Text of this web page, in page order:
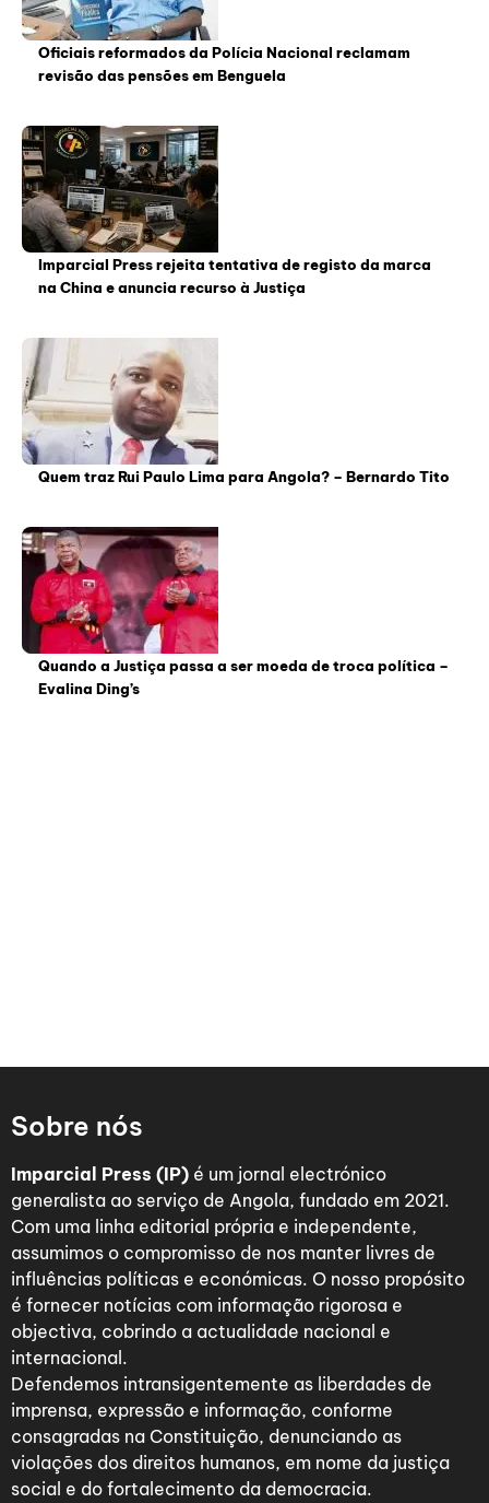
Oficiais reformados da Polícia Nacional reclamam
revisão das pensões em Benguela
Imparcial Press rejeita tentativa de registo da marca
na China e anuncia recurso à Justiça
Quem traz Rui Paulo Lima para Angola? – Bernardo Tito
Quando a Justiça passa a ser moeda de troca política –
Evalina Ding’s
Sobre nós
Imparcial Press (IP) é um jornal electrónico
generalista ao serviço de Angola, fundado em 2021.
Com uma linha editorial própria e independente,
assumimos o compromisso de nos manter livres de
influências políticas e económicas. O nosso propósito
é fornecer notícias com informação rigorosa e
objectiva, cobrindo a actualidade nacional e
internacional.
Defendemos intransigentemente as liberdades de
imprensa, expressão e informação, conforme
consagradas na Constituição, denunciando as
violações dos direitos humanos, em nome da justiça
social e do fortalecimento da democracia.